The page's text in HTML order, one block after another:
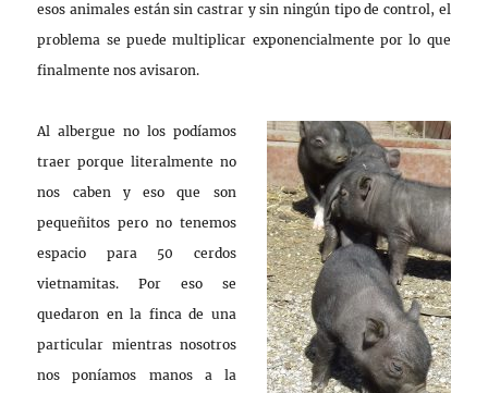
esos animales están sin castrar y sin ningún tipo de control, el
problema se puede multiplicar exponencialmente por lo que
finalmente nos avisaron.
Al albergue no los podíamos
traer porque literalmente no
nos caben y eso que son
pequeñitos pero no tenemos
espacio para 50 cerdos
vietnamitas. Por eso se
quedaron en la finca de una
particular mientras nosotros
nos poníamos manos a la